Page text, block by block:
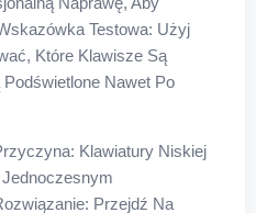
Testowa: Użyj
Które Klawisze Są
Nawet Po
Klawiatury Niskiej
Przejdź Na